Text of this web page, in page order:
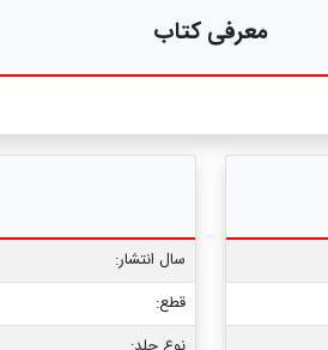
معرفی کتاب
سال انتشار:
قطع: